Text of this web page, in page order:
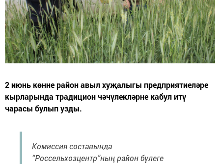
2 июнь көнне район авыл хуҗалыгы предприятиеләре
кырларында традицион чәчүлекләрне кабул итү
чарасы булып узды.
Комиссия составында
“Россельхозцентр”ның район бүлеге